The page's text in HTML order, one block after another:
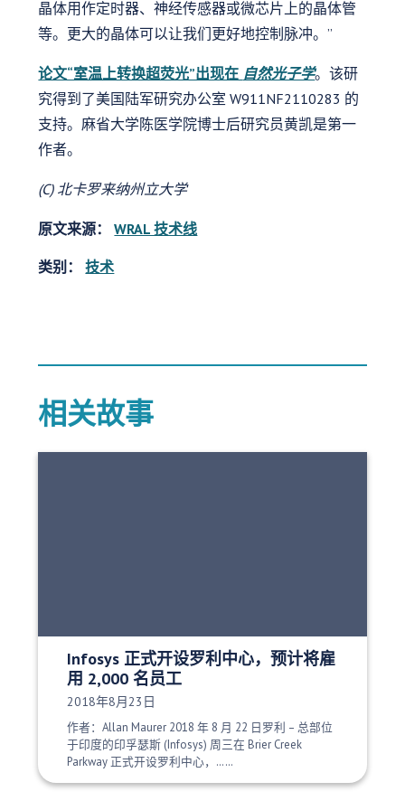
晶体用作定时器、神经传感器或微芯片上的晶体管
等。更大的晶体可以让我们更好地控制脉冲。”
论文“室温上转换超荧光”出现在 自然光子学。该研
究得到了美国陆军研究办公室 W911NF2110283 的
支持。麻省大学陈医学院博士后研究员黄凯是第一
作者。
(C) 北卡罗来纳州立大学
原文来源：WRAL 技术线
类别： 技术
相关故事
Infosys 正式开设罗利中心，预计将雇
用 2,000 名员工
发布日期：
2018年8月23日
作者：Allan Maurer 2018 年 8 月 22 日罗利 – 总部位
于印度的印孚瑟斯 (Infosys) 周三在 Brier Creek
Parkway 正式开设罗利中心，……